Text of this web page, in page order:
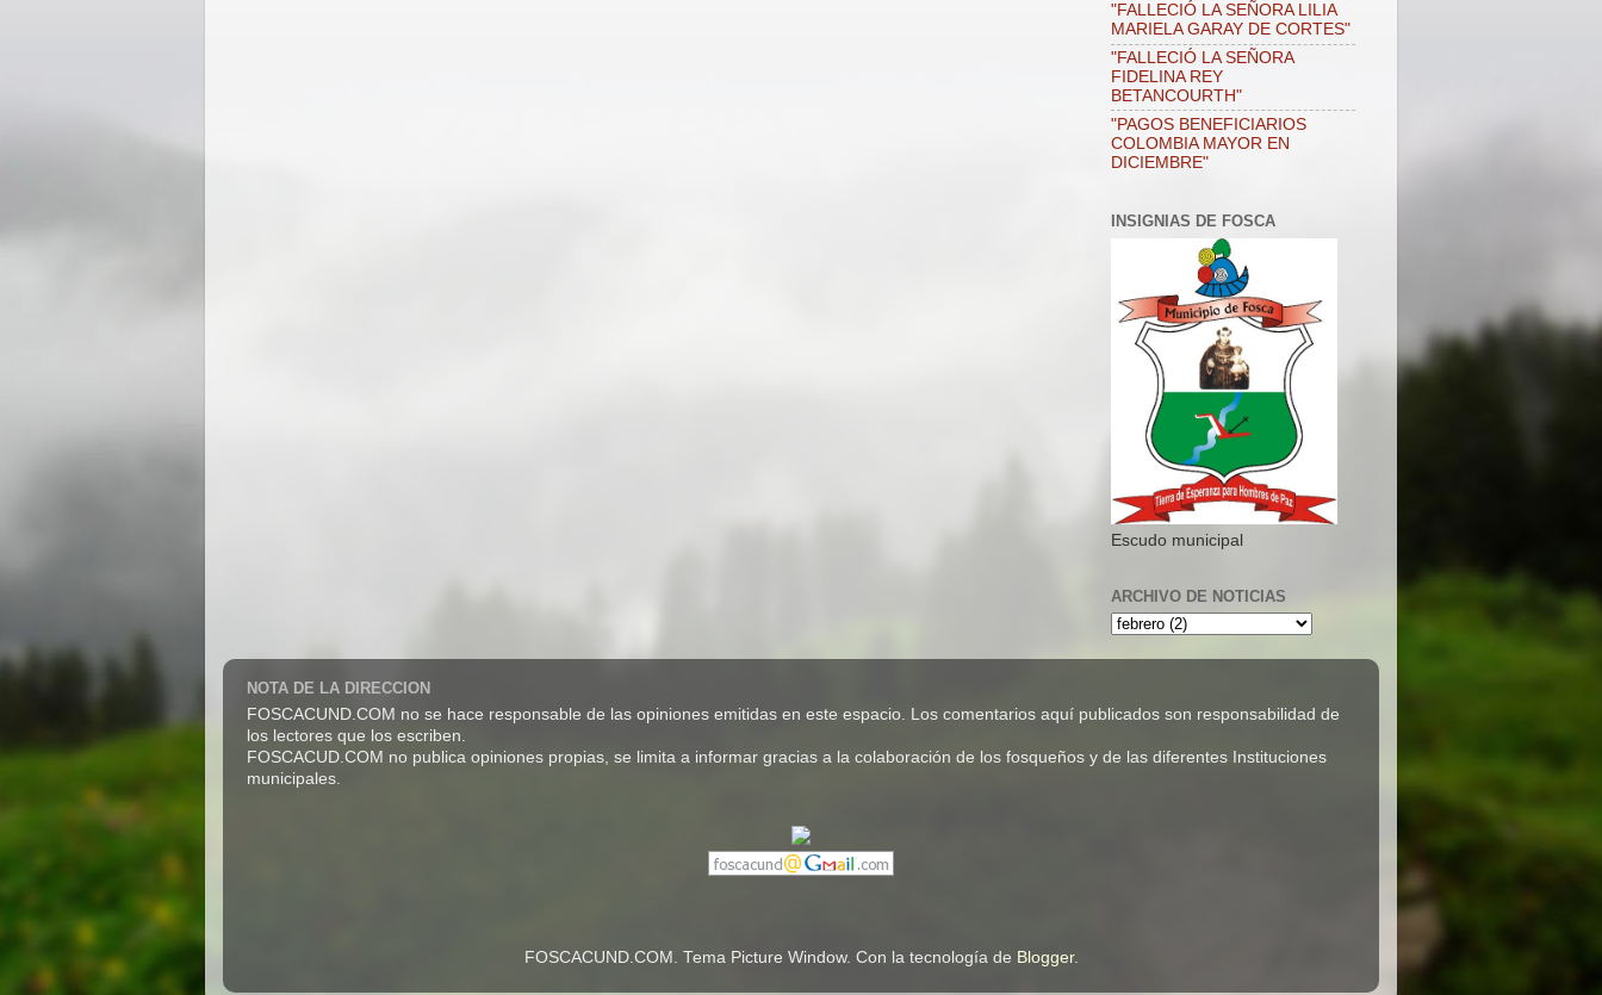
"FALLECIÓ LA SEÑORA LILIA
MARIELA GARAY DE CORTES"
"FALLECIÓ LA SEÑORA
FIDELINA REY
BETANCOURTH"
"PAGOS BENEFICIARIOS
COLOMBIA MAYOR EN
DICIEMBRE"
INSIGNIAS DE FOSCA
Escudo municipal
ARCHIVO DE NOTICIAS
NOTA DE LA DIRECCION
FOSCACUND.COM no se hace responsable de las opiniones emitidas en este espacio. Los comentarios aquí publicados son responsabilidad de
los lectores que los escriben.
FOSCACUD.COM no publica opiniones propias, se limita a informar gracias a la colaboración de los fosqueños y de las diferentes Instituciones
municipales.
FOSCACUND.COM. Tema Picture Window. Con la tecnología de Blogger.